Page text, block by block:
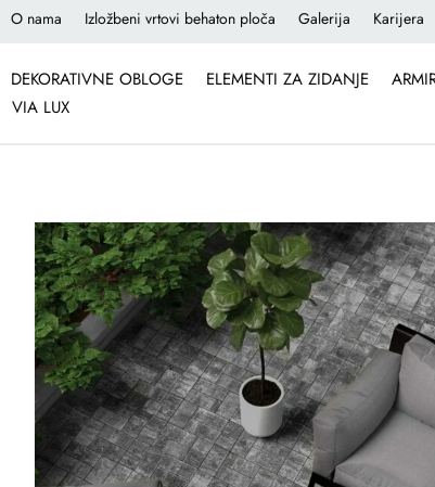
O nama Izložbeni vrtovi behaton ploča Galerija Karijera
DEKORATIVNE OBLOGE ELEMENTI ZA ZIDANJE
VIA LUX